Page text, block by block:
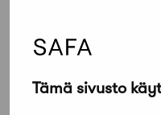
Tämä sivusto
hävitys uhkaa kuten
kouluakin käydään